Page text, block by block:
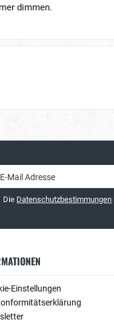
dimmen.
Die Datenschutzbestimmungen
Einstellungen